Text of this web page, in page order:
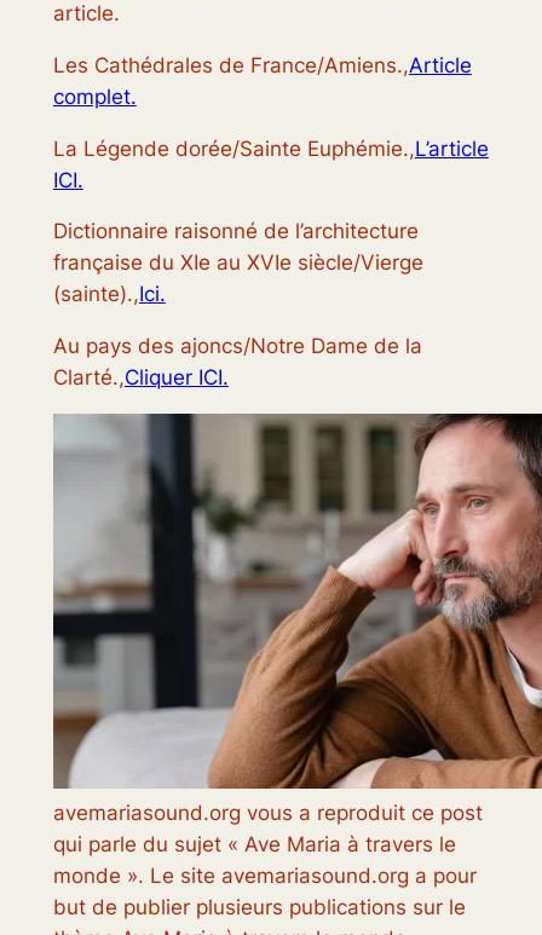
article.
Les Cathédrales de France/Amiens.,Article
complet.
La Légende dorée/Sainte Euphémie.,L’article
ICI.
Dictionnaire raisonné de l’architecture
française du XIe au XVIe siècle/Vierge
(sainte).,Ici.
Au pays des ajoncs/Notre Dame de la
Clarté.,Cliquer ICI.
avemariasound.org vous a reproduit ce post
qui parle du sujet « Ave Maria à travers le
monde ». Le site avemariasound.org a pour
but de publier plusieurs publications sur le